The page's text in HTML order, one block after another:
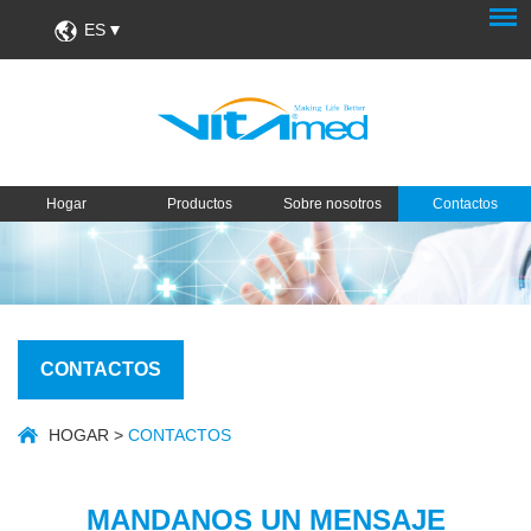
ES
Hogar Productos Sobre nosotros Contactos
CONTACTOS
HOGAR > CONTACTOS
MANDANOS UN MENSAJE